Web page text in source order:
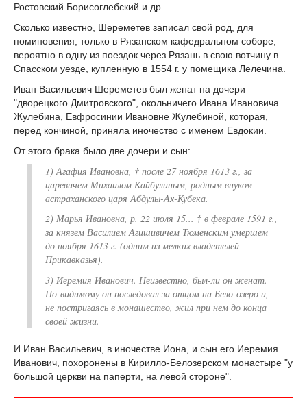
Ростовский Борисоглебский и др.
Сколько известно, Шереметев записал свой род, для
поминовения, только в Рязанском кафедральном соборе,
вероятно в одну из поездок через Рязань в свою вотчину в
Спасском уезде, купленную в 1554 г. у помещика Лелечина.
Иван Васильевич Шереметев был женат на дочери
"дворецкого Дмитровского", окольничего Ивана Ивановича
Жулебина, Евфросинии Ивановне Жулебиной, которая,
перед кончиной, приняла иночество с именем Евдокии.
От этого брака было две дочери и сын:
1) Агафия Ивановна, † после 27 ноября 1613 г., за
царевичем Михаилом Кайбулиным, родным внуком
астраханского царя Абдулы-Ах-Кубека.
2) Марья Ивановна, р. 22 июля 15... † в феврале 1591 г.,
за князем Василием Агишивичем Тюменским умершем
до ноября 1613 г. (одним из мелких владетелей
Прикавказья).
3) Иеремия Иванович. Неизвестно, был-ли он женат.
По-видимому он последовал за отцом на Бело-озеро и,
не постригаясь в монашество, жил при нем до конца
своей жизни.
И Иван Васильевич, в иночестве Иона, и сын его Иеремия
Иванович, похоронены в Кирилло-Белозерском монастыре "у
большой церкви на паперти, на левой стороне".